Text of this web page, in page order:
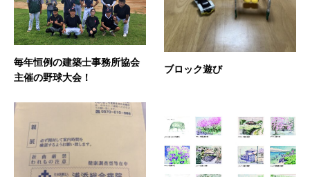
毎年恒例の建築士事務所協会
主催の野球大会！
ブロック遊び